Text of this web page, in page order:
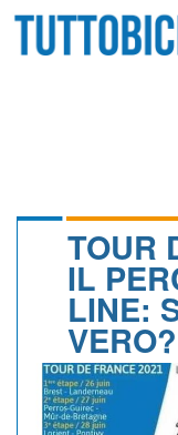
CALENDARIO
ALBI D'ORO
TOUR
IL
LINE:
VERO?